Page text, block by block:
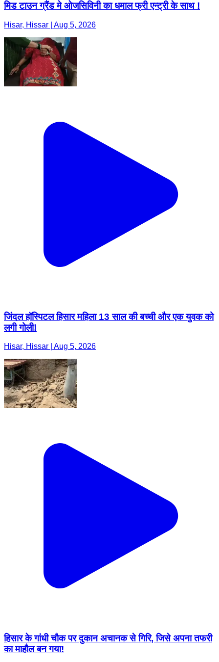
मिड टाउन ग्रैंड मे ओजसिविनी का धमाल फ्री एन्ट्री के साथ !
Hisar, Hissar | Aug 5, 2026
जिंदल हॉस्पिटल हिसार महिला 13 साल की बच्ची और एक युवक को
लगी गोली!
Hisar, Hissar | Aug 5, 2026
हिसार के गांधी चौक पर दुकान अचानक से गिरि, जिसे अपना तफरी
का माहौल बन गया!